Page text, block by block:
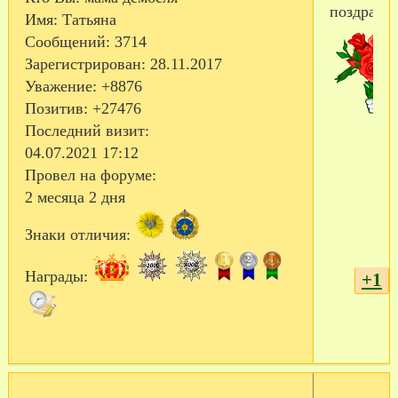
Имя: Татьяна
Сообщений: 3714
Зарегистрирован: 28.11.2017
Уважение: +8876
Позитив: +27476
Последний визит:
04.07.2021 17:12
Провел на форуме:
2 месяца 2 дня
Знаки отличия:
Награды: +1